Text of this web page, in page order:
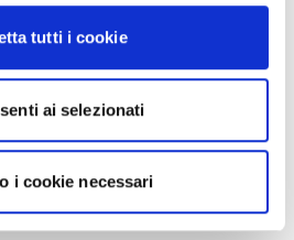
tutti i cookie
ai selezionati
i cookie necessari